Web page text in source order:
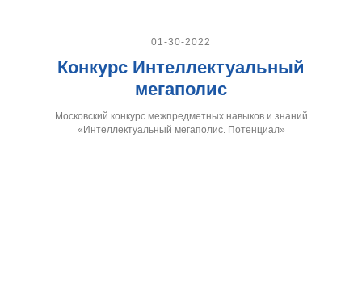
01-30-2022
Конкурс Интеллектуальный
мегаполис
Московский конкурс межпредметных навыков и знаний
«Интеллектуальный мегаполис. Потенциал»